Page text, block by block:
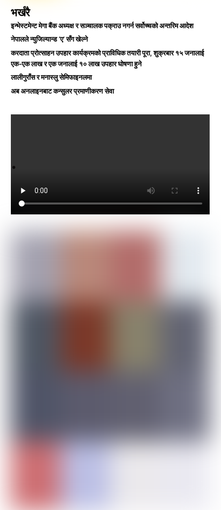
भर्खरै
इन्भेस्टमेन्ट मेगा बैंक अध्यक्ष र सञ्चालक पक्राउ नगर्न सर्वोच्चको अन्तरिम आदेश
नेपालले न्युजिल्यान्ड ‘ए’ सँग खेल्ने
करदाता प्रोत्साहन उपहार कार्यक्रमको प्राविधिक तयारी पूरा, शुक्रबार १५ जनालाई
एक-एक लाख र एक जनालाई १० लाख उपहार घोषणा हुने
लालीगुराँस र मनास्लु सेमिफाइनलमा
अब अनलाइनबाट कन्सुलर प्रमाणीकरण सेवा